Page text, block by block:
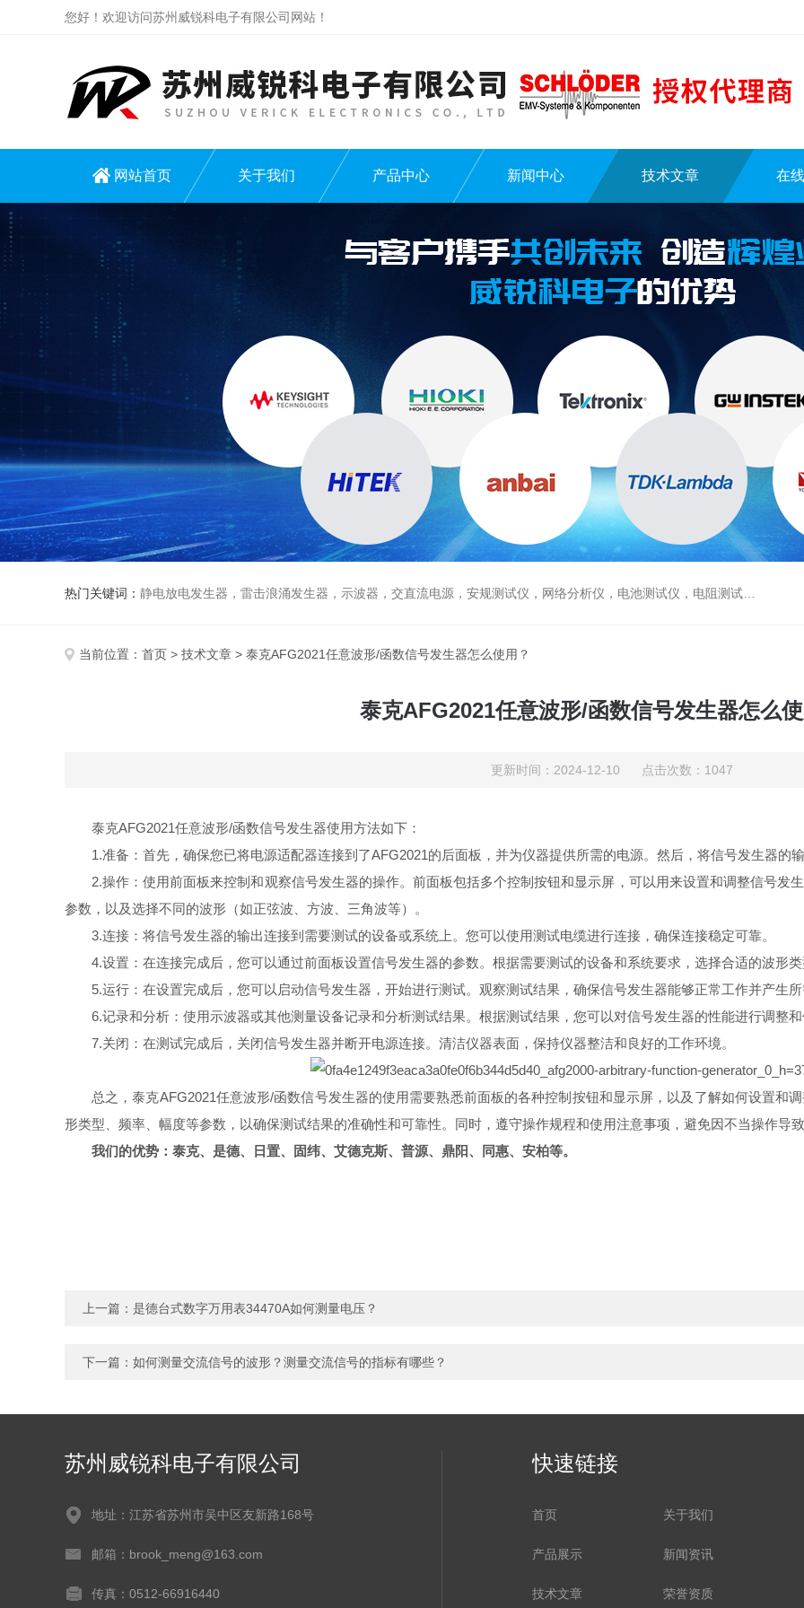
您好！欢迎访问苏州威锐科电子有限公司网站！
网站首页 关于我们 产品中心 新闻中心 技术文章 在
热门关键词： 静电放电发生器，雷击浪涌发生器，示波器，交直流电源，安规测试仪，网络分析仪，电池测试仪，电阻测试仪，数据采集仪
当前位置： 首页 > 技术文章 > 泰克AFG2021任意波形/函数信号发生器怎么使用？
泰克AFG2021任意波形/函数信号发生器怎么
更新时间：2024-12-10 点击次数：1047
泰克AFG2021任意波形/函数信号发生器使用方法如下：
1.准备：首先，确保您已将电源适配器连接到了AFG2021的后面板，并为仪器提供所需的电源。然后，将信号发生器的
2.操作：使用前面板来控制和观察信号发生器的操作。前面板包括多个控制按钮和显示屏，可以用来设置和调整信号发
参数，以及选择不同的波形（如正弦波、方波、三角波等）。
3.连接：将信号发生器的输出连接到需要测试的设备或系统上。您可以使用测试电缆进行连接，确保连接稳定可靠。
4.设置：在连接完成后，您可以通过前面板设置信号发生器的参数。根据需要测试的设备和系统要求，选择合适的波形
5.运行：在设置完成后，您可以启动信号发生器，开始进行测试。观察测试结果，确保信号发生器能够正常工作并产生
6.记录和分析：使用示波器或其他测量设备记录和分析测试结果。根据测试结果，您可以对信号发生器的性能进行调整
7.关闭：在测试完成后，关闭信号发生器并断开电源连接。清洁仪器表面，保持仪器整洁和良好的工作环境。
总之，泰克AFG2021任意波形/函数信号发生器的使用需要熟悉前面板的各种控制按钮和显示屏，以及了解如何设置和
形类型、频率、幅度等参数，以确保测试结果的准确性和可靠性。同时，遵守操作规程和使用注意事项，避免因不当操作导
我们的优势：泰克、是德、日置、固纬、艾德克斯、普源、鼎阳、同惠、安柏等。
上一篇： 是德台式数字万用表34470A如何测量电压？
下一篇： 如何测量交流信号的波形？测量交流信号的指标有哪些？
苏州威锐科电子有限公司
地址：江苏省苏州市吴中区友新路168号
邮箱：brook_meng@163.com
传真：0512-66916440
快速链接
首页 关于我们
产品展示 新闻资讯
技术文章 荣誉资质